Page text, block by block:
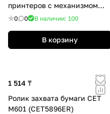
принтеров с механизмом
подачи типа M402)
0 0 В наличии: 100
В корзину
1 514 ₸
Ролик захвата бумаги CET
M601 (CET5896ER)